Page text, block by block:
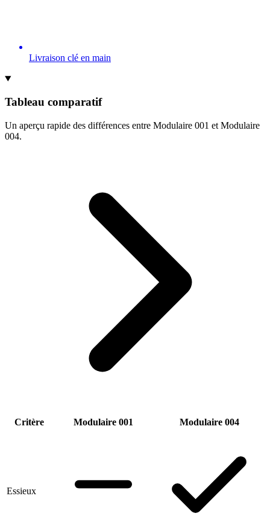
Livraison clé en main
Tableau comparatif
Un aperçu rapide des différences entre Modulaire 001 et Modulaire
004.
Critère Modulaire 001 Modulaire 004
Essieux